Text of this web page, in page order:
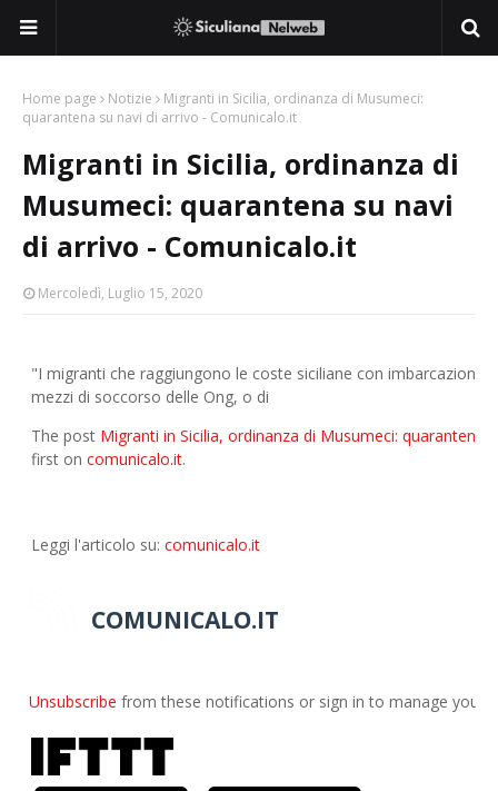
Home page Notizie
Migranti in Sicilia, ordinanza di Musumeci:
quarantena su navi di arrivo - Comunicalo.it
Migranti in Sicilia, ordinanza di
Musumeci: quarantena su navi
di arrivo - Comunicalo.it
Mercoledì, Luglio 15, 2020
"I migranti che raggiungono le coste siciliane con imbarcazioni
mezzi di soccorso delle Ong, o di
The post Migranti in Sicilia, ordinanza di Musumeci: quarantena
first on comunicalo.it.
Leggi l'articolo su: comunicalo.it
COMUNICALO.IT
Unsubscribe from these notifications or sign in to manage your